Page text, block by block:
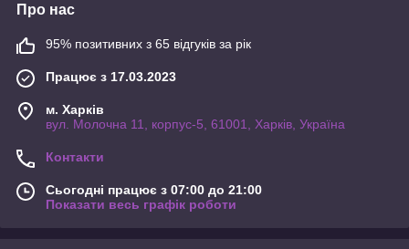
Про нас
95% позитивних з 65 відгуків за рік
Працює з 17.03.2023
м. Харків
вул. Молочна 11, корпус-5, 61001, Харків, Україна
Контакти
Сьогодні працює з 07:00 до 21:00
Показати весь графік роботи